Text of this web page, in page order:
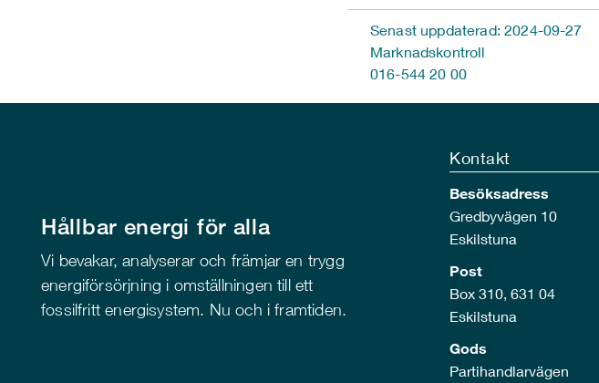
Senast uppdaterad: 2024-09-27
Marknadskontroll
016-544 20 00
Hållbar energi för alla
Vi bevakar, analyserar och främjar en trygg
energiförsörjning i omställningen till ett
fossilfritt energisystem. Nu och i framtiden.
Kontakt
Besöksadress
Gredbyvägen 10
Eskilstuna
Post
Box 310, 631 04
Eskilstuna
Gods
Partihandlarvägen